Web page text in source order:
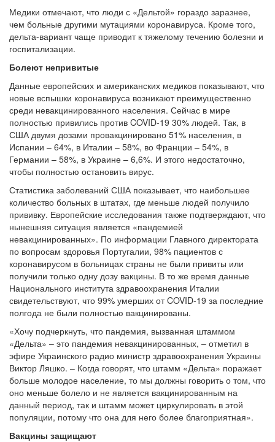
Медики отмечают, что люди с «Дельтой» гораздо заразнее,
чем больные другими мутациями коронавируса. Кроме того,
дельта-вариант чаще приводит к тяжелому течению болезни и
госпитализации.
Болеют непривитые
Данные европейских и американских медиков показывают, что
новые вспышки коронавируса возникают преимущественно
среди невакцинированного населения. Сейчас в мире
полностью привились против COVID-19 30% людей. Так, в
США двумя дозами провакцинировано 51% населения, в
Испании – 64%, в Италии – 58%, во Франции – 54%, в
Германии – 58%, в Украине – 6,6%. И этого недостаточно,
чтобы полностью остановить вирус.
Статистика заболеваний США показывает, что наибольшее
количество больных в штатах, где меньше людей получило
прививку. Европейские исследования также подтверждают, что
нынешняя ситуация является «пандемией
невакцинированных». По информации Главного директората
по вопросам здоровья Португалии, 98% пациентов с
коронавирусом в больницах страны не были привиты или
получили только одну дозу вакцины. В то же время данные
Национального института здравоохранения Италии
свидетельствуют, что 99% умерших от COVID-19 за последние
полгода не были полностью вакцинированы.
«Хочу подчеркнуть, что пандемия, вызванная штаммом
«Дельта» – это пандемия невакцинированных, – отметил в
эфире Украинского радио министр здравоохранения Украины
Виктор Ляшко. – Когда говорят, что штамм «Дельта» поражает
больше молодое население, то мы должны говорить о том, что
оно меньше болело и не является вакцинированным на
данный период, так и штамм может циркулировать в этой
популяции, потому что она для него более благоприятная».
Вакцины защищают